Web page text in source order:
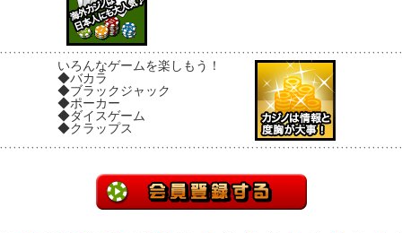
いろんなゲームを楽しもう！
◆バカラ
◆ブラックジャック
◆ポーカー
◆ダイスゲーム
◆クラップス